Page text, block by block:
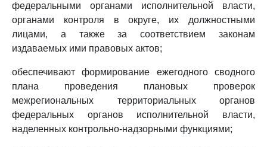
федеральными органами исполнительной власти,
органами контроля в округе, их должностными
лицами, а также за соответствием законам
издаваемых ими правовых актов;
обеспечивают формирование ежегодного сводного
плана проведения плановых проверок
межрегиональных территориальных органов
федеральных органов исполнительной власти,
наделенных контрольно-надзорными функциями;